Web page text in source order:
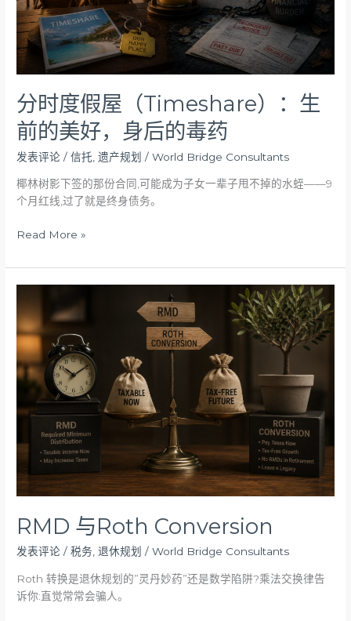
分时度假屋（Timeshare）：生
前的美好，身后的毒药
发表评论 /信托 ,遗产规划 /World Bridge Consultants
椰林树影下签的那份合同,可能成为子女一辈子甩不掉的水蛭——9
个月红线,过了就是终身债务。
的
美
好，
身
后
的
毒
药
Read More »
RMD 与Roth Conversion
发表评论 /税务,退休规划 /World Bridge Consultants
Roth 转换是退休规划的”灵丹妙药”还是数学陷阱?乘法交换律告
诉你:直觉常常会骗人。
与
Conversion